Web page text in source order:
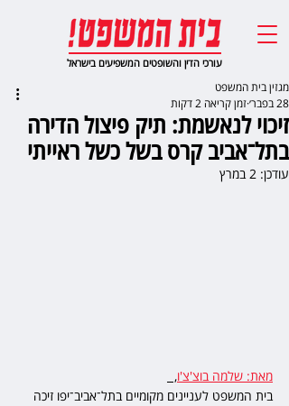
עורכי הדין והשופטים המשפיעים בישראל
זיכוי לנאשמת: תיק פיצול הדירה
בתל־אביב קרס בשל כשל ראייתי
מגזין בית המשפט
28 בפבר׳
זמן קריאה 2 דקות
עודכן: 2 במרץ
מאת: שלמה בוצ'צ'ו,
בית המשפט לעניינים מקומיים בתל־אביב־יפו זיכה